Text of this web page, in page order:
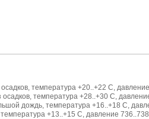
температура +20..+22 С,
осадков, температура +28..+30 С,
дождь, температура +16..+18 С,
+13..+15 С, давление